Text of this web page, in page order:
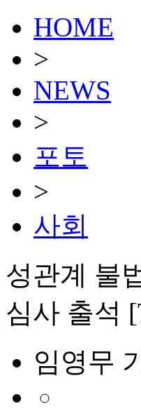
HOME
>
NEWS
>
포토
>
사회
성관계 불
심사 출석
임영무